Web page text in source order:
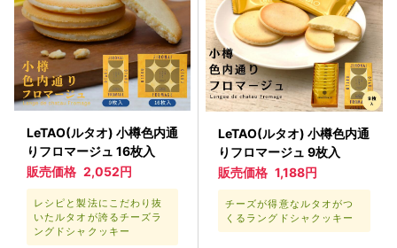
LeTAO(ルタオ) 小樽色内通
りフロマージュ 16枚入
販売価格 2,052円
レシピと製法にこだわり抜
いたルタオが誇るチーズラ
ングドシャクッキー
LeTAO(ルタオ) 小樽色内通
りフロマージュ 9枚入
販売価格 1,188円
チーズが得意なルタオがつ
くるラングドシャクッキー